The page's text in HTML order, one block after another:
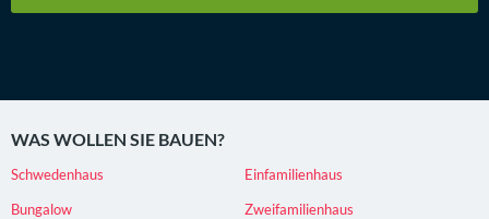
WAS WOLLEN SIE BAUEN?
Schwedenhaus
Einfamilienhaus
Bungalow
Zweifamilienhaus